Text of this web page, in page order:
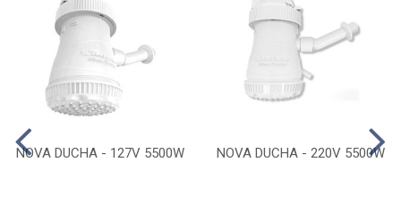
NOVA DUCHA - 127V 5500W NOVA DUCHA - 220V 5500W